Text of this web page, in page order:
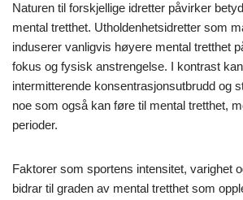
Naturen til forskjellige idretter påvirker
mental tretthet. Utholdenhetsidretter som
induserer vanligvis høyere mental tretthet
fokus og fysisk anstrengelse. I kontrast
intermitterende konsentrasjonsutbrudd og
noe som også kan føre til mental tretthet,
perioder.
Faktorer som sportens intensitet, varighet
bidrar til graden av mental tretthet som